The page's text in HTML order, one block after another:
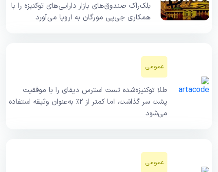
بلک‌راک صندوق‌های بازار دارایی‌های توکنیزه را با
همکاری جی‌پی مورگان به اروپا می‌آورد
عمومی
طلا توکنیزه‌شده تست استرس دیفای را با موفقیت
پشت سر گذاشت، اما کمتر از ۲٪ به‌عنوان وثیقه استفاده
می‌شود
عمومی